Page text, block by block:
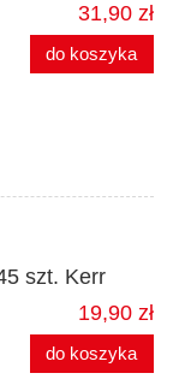
31,90 zł
do koszyka
szt. Kerr
19,90 zł
do koszyka